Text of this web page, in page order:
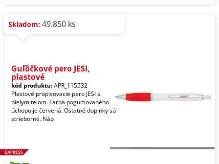
Skladom: 49.850 ks
Guľôčkové pero JESI,
plastové
kód produktu:APR_115532
Plastové propisovacie pero JESI s
bielym telom. Farba pogumovaného
úchopu je červená. Ostatné doplnky sú
strieborné. Náp